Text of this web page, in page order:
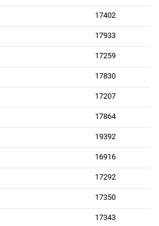
17402
17933
17259
17830
17207
17864
19392
16916
17292
17350
17343